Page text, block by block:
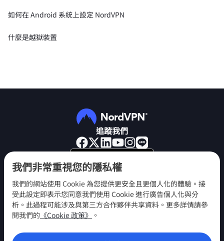
我們非常重視您的隱私權
我們的網站使用 Cookie 為您提供更安全且更個人化的體驗。接
受此設定即表示您同意我們使用 Cookie 進行廣告個人化與分
析。此過程可能涉及與第三方合作夥伴共享資料。更多詳情請參
閱我們的 《Cookie 政策》 。
如何在 Android 系統上設定 NordVPN
什麼是越獄裝置
追蹤我們
NordVPN
參與
說明中心